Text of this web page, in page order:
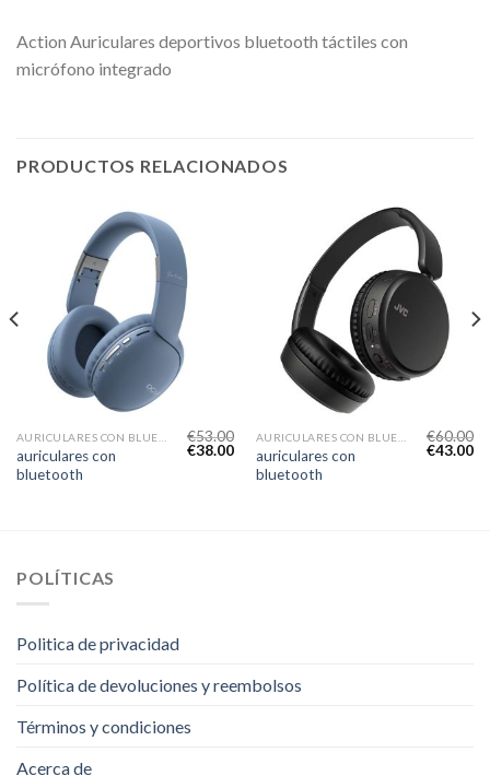
Action Auriculares deportivos bluetooth táctiles con
micrófono integrado
PRODUCTOS RELACIONADOS
auriculares con
bluetooth
€53.00
€38.00
auriculares con
bluetooth
€60.00
€43.00
POLÍTICAS
Politica de privacidad
Política de devoluciones y reembolsos
Términos y condiciones
Acerca de